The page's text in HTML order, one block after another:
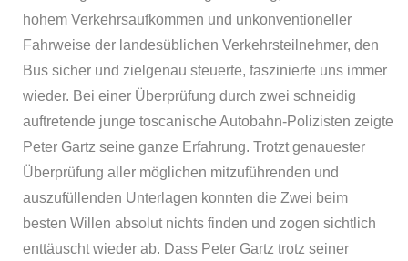
hohem Verkehrsaufkommen und unkonventioneller
Fahrweise der landesüblichen Verkehrsteilnehmer, den
Bus sicher und zielgenau steuerte, faszinierte uns immer
wieder. Bei einer Überprüfung durch zwei schneidig
auftretende junge toscanische Autobahn-Polizisten zeigte
Peter Gartz seine ganze Erfahrung. Trotzt genauester
Überprüfung aller möglichen mitzuführenden und
auszufüllenden Unterlagen konnten die Zwei beim
besten Willen absolut nichts finden und zogen sichtlich
enttäuscht wieder ab. Dass Peter Gartz trotz seiner